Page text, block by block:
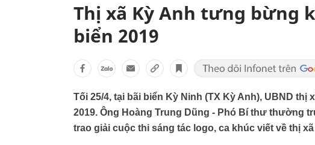
Thị xã Kỳ Anh tưng bừng
biển 2019
Tối 25/4, tại bãi biển Kỳ Ninh (TX Kỳ Anh), UBND
2019. Ông Hoàng Trung Dũng - Phó Bí thư thường
trao giải cuộc thi sáng tác logo, ca khúc viết về thị